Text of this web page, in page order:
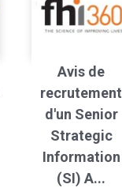
Avis de
recrutement
d'un Senior
Strategic
Information
(SI) A...